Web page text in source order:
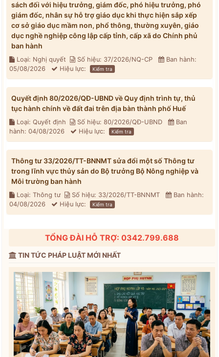
sách đối với hiệu trưởng, giám đốc, phó hiệu trưởng, phó
giám đốc, nhân sự hỗ trợ giáo dục khi thực hiện sắp xếp
cơ sở giáo dục mầm non, phổ thông, thường xuyên, giáo
dục nghề nghiệp công lập cấp tỉnh, cấp xã do Chính phủ
ban hành
Loại: Nghị quyết Số hiệu: 37/2026/NQ-CP
Ban hành:
05/08/2026
Hiệu lực: Kiểm tra
Quyết định 80/2026/QĐ-UBND về Quy định trình tự, thủ
tục hành chính về đất đai trên địa bàn thành phố Huế
Loại: Quyết định Số hiệu: 80/2026/QĐ-UBND
Ban
hành: 04/08/2026
Hiệu lực: Kiểm tra
Thông tư 33/2026/TT-BNNMT sửa đổi một số Thông tư
trong lĩnh vực thủy sản do Bộ trưởng Bộ Nông nghiệp và
Môi trường ban hành
Loại: Thông tư Số hiệu: 33/2026/TT-BNNMT
Ban hành:
04/08/2026
Hiệu lực: Kiểm tra
TỔNG ĐÀI HỖ TRỢ: 0342.799.688
TIN TỨC PHÁP LUẬT MỚI NHẤT